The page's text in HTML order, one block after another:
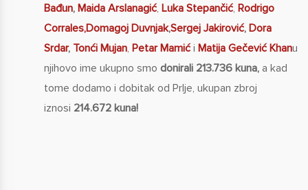
Bađun, Maida Arslanagić, Luka Stepančić, Rodrigo
Corrales,Domagoj Duvnjak,Sergej Jakirović, Dora
Srdar, Tonći Mujan, Petar Mamići Matija Gečević Khanu
njihovo ime ukupno smo donirali 213.736 kuna, a kad
tome dodamo i dobitak od Prlje, ukupan zbroj
iznosi 214.672 kuna!